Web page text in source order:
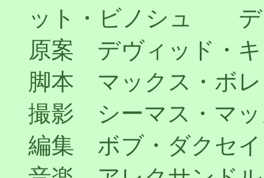
ット・ビノシュ デ
原案 デヴィッド・
脚本 マックス・ボ
撮影 シーマス・マッ
編集 ボブ・ダクセイ